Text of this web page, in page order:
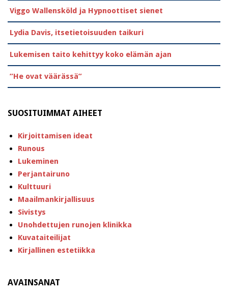
Viggo Wallensköld ja Hypnoottiset sienet
Lydia Davis, itsetietoisuuden taikuri
Lukemisen taito kehittyy koko elämän ajan
”He ovat väärässä”
SUOSITUIMMAT AIHEET
Kirjoittamisen ideat
Runous
Lukeminen
Perjantairuno
Kulttuuri
Maailmankirjallisuus
Sivistys
Unohdettujen runojen klinikka
Kuvataiteilijat
Kirjallinen estetiikka
AVAINSANAT